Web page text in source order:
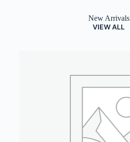
New Arrivals
VIEW ALL